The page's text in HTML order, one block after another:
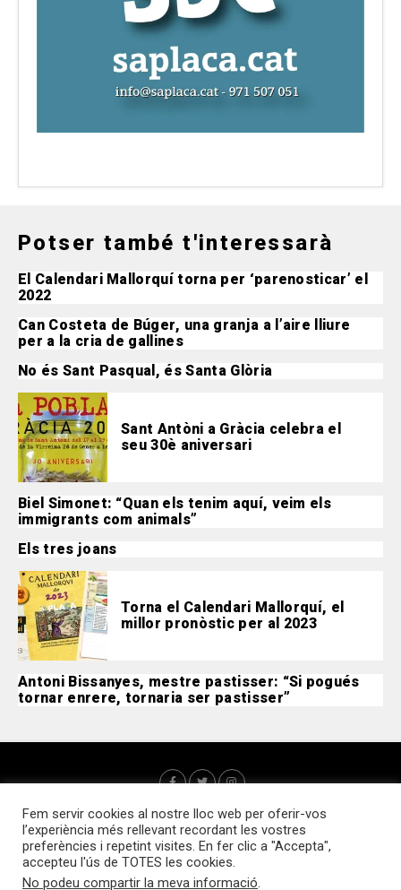
Potser també t'interessarà
El Calendari Mallorquí torna per ‘parenosticar’ el
2022
Can Costeta de Búger, una granja a l’aire lliure
per a la cria de gallines
No és Sant Pasqual, és Santa Glòria
Sant Antòni a Gràcia celebra el
seu 30è aniversari
Biel Simonet: “Quan els tenim aquí, veim els
immigrants com animals”
Els tres joans
Torna el Calendari Mallorquí, el
millor pronòstic per al 2023
Antoni Bissanyes, mestre pastisser: “Si pogués
tornar enrere, tornaria ser pastisser”
Fem servir cookies al nostre lloc web per oferir-vos
l’experiència més rellevant recordant les vostres
preferències i repetint visites. En fer clic a "Accepta",
accepteu l'ús de TOTES les cookies.
No podeu compartir la meva informació.